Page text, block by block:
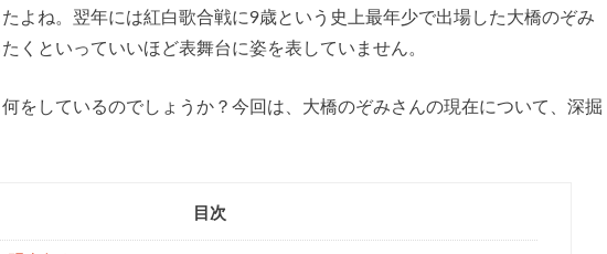
よね。翌年には紅白歌合戦に9歳という史上最年少で出場した大橋のぞみ
くといっていいほど表舞台に姿を表していません。
をしているのでしょうか？今回は、大橋のぞみさんの現在について、深掘
目次